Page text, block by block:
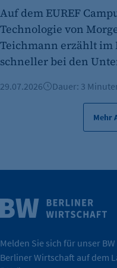
tatsächlich unterstützt.
Wirtschaft.
Weitere Infos
Auf dem EUREF
Technologie von
Teichmann erzählt im
schneller bei den
29.07.2026 Dauer: 3
Mehr
Melden Sie sich für unser
Berliner Wirtschaft auf dem